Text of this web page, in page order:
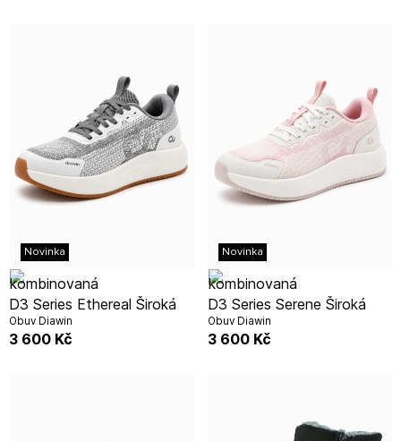
Novinka
D3 Series Ethereal Široká
Obuv Diawin
3 600 Kč
Novinka
D3 Series Serene Široká
Obuv Diawin
3 600 Kč